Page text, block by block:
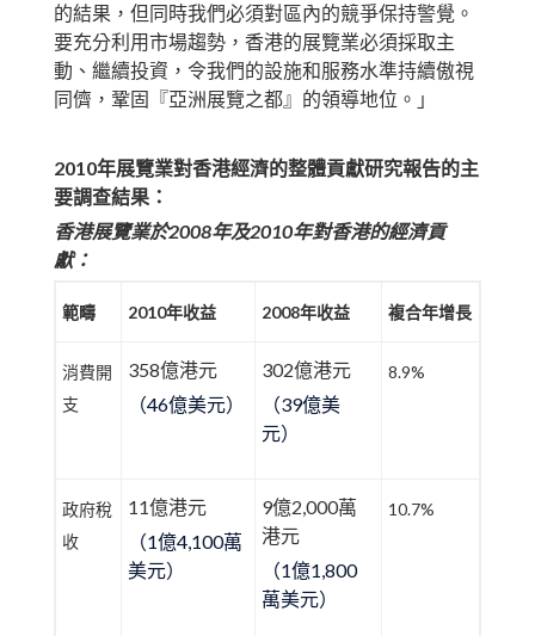
的結果，但同時我們必須對區內的競爭保持警覺。
要充分利用市場趨勢，香港的展覽業必須採取主
動、繼續投資，令我們的設施和服務水準持續傲視
同儕，鞏固『亞洲展覽之都』的領導地位。」
2010年展覽業對香港經濟的整體貢獻研究報告的主
要調查結果：
香港展覽業於2008年及2010年對香港的經濟貢
獻：
範疇 2010年收益 2008年收益 複合年增長
消費開
支
358億港元
（46億美元）
302億港元
（39億美
元）
8.9%
政府稅
收
11億港元
（1億4,100萬
美元）
9億2,000萬
港元
（1億1,800
萬美元）
10.7%